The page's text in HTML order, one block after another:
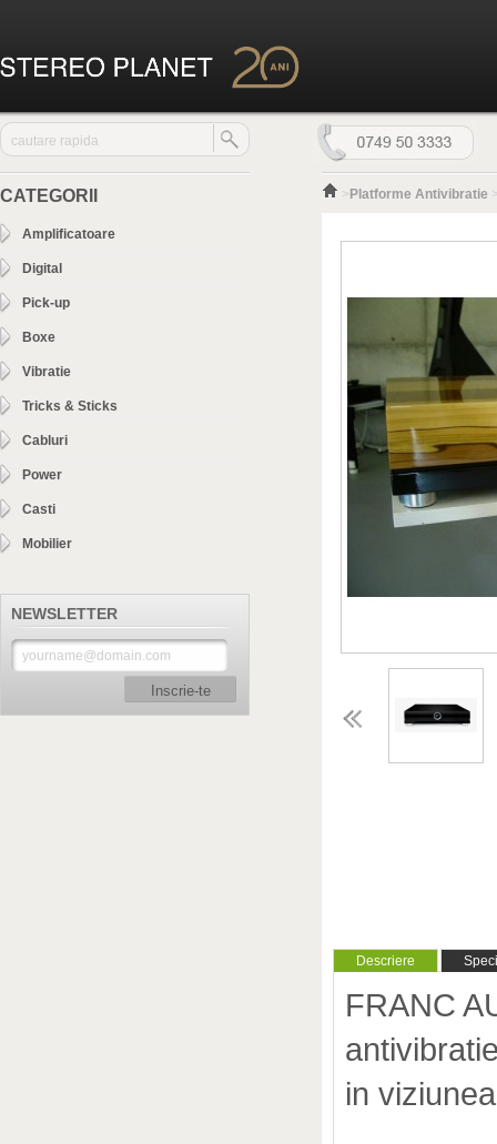
CATEGORII
Amplificatoare
Digital
Pick-up
Boxe
Vibratie
Tricks & Sticks
Cabluri
Power
Casti
Mobilier
NEWSLETTER
Inscrie-te
> Platforme Antivibratie
Descriere
FRANC
in